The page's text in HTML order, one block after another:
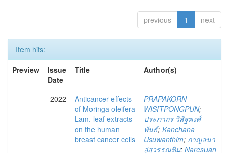
previous 1 next
Item hits:
Preview
Issue
Date
Title Author(s)
2022
Anticancer effects
of Moringa oleifera
Lam. leaf extracts
on the human
breast cancer cells
PRAPAKORN
WISITPONGPUN;
ประภากร วิสิฐพงศ์
พันธ์; Kanchana
Usuwanthim; กาญจนา
อู่สุวรรณทิม; Naresuan